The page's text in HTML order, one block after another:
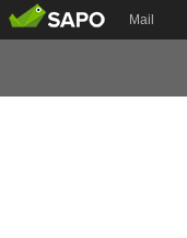
Mail